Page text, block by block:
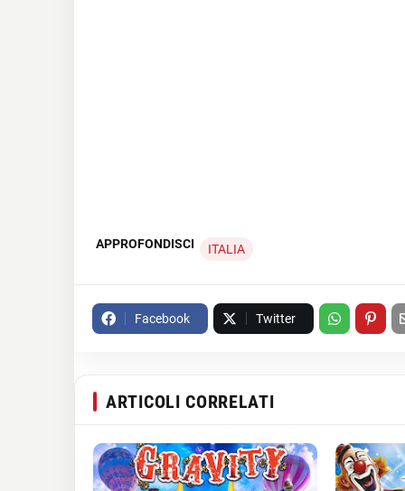
APPROFONDISCI ITALIA
Facebook Twitter
ARTICOLI CORRELATI